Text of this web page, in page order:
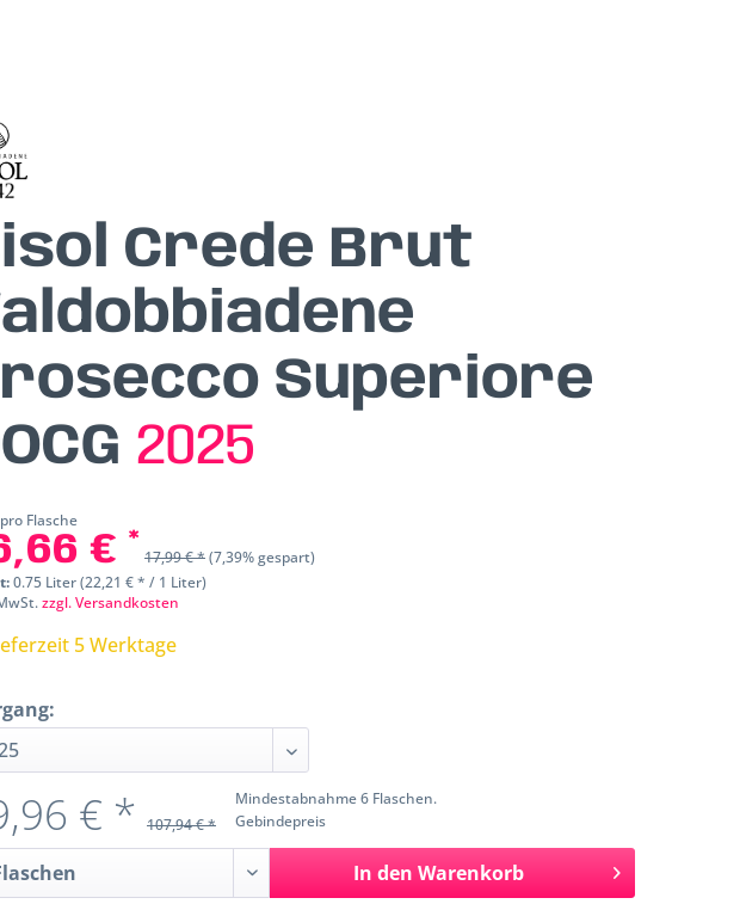
Crede Brut
Superiore
2025
Flasche
€ * 17,99 € *(7,39% gespart)
0.75 Liter (22,21 € * / 1 Liter)
zzgl. Versandkosten
5 Werktage
Mindestabnahme 6 Flaschen.
Gebindepreis
€ * 107,94 € *
In den Warenkorb